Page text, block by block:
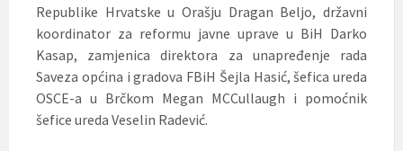
Republike Hrvatske u Orašju Dragan Beljo, državni
koordinator za reformu javne uprave u BiH Darko
Kasap, zamjenica direktora za unapređenje rada
Saveza općina i gradova FBiH Šejla Hasić, šefica ureda
OSCE-a u Brčkom Megan MCCullaugh i pomoćnik
šefice ureda Veselin Radević.